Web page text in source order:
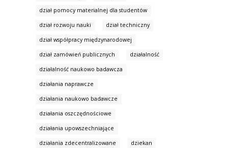
dział pomocy materialnej dla studentów
dział rozwoju nauki dział techniczny
dział współpracy międzynarodowej
dział zamówień publicznych działalność
działalność naukowo badawcza
działania naprawcze
działania naukowo badawcze
działania oszczędnościowe
działania upowszechniające
działania zdecentralizowane dziekan